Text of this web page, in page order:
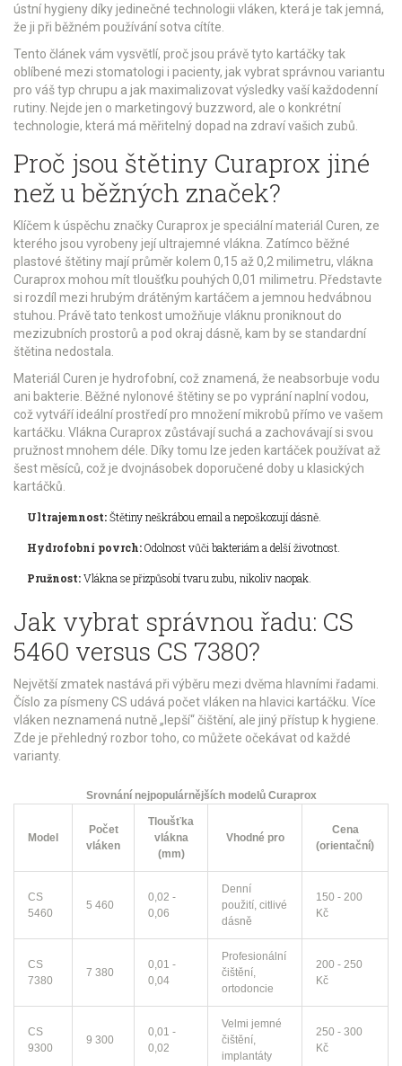
ústní hygieny díky jedinečné technologii vláken, která je tak jemná,
že ji při běžném používání sotva cítíte.
Tento článek vám vysvětlí, proč jsou právě tyto kartáčky tak
oblíbené mezi stomatologi i pacienty, jak vybrat správnou variantu
pro váš typ chrupu a jak maximalizovat výsledky vaší každodenní
rutiny. Nejde jen o marketingový buzzword, ale o konkrétní
technologie, která má měřitelný dopad na zdraví vašich zubů.
Proč jsou štětiny Curaprox jiné
než u běžných značek?
Klíčem k úspěchu značkyCuraproxje speciální materiál Curen, ze
kterého jsou vyrobeny její ultrajemné vlákna . Zatímco běžné
plastové štětiny mají průměr kolem 0,15 až 0,2 milimetru, vlákna
Curaprox mohou mít tloušťku pouhých 0,01 milimetru. Představte
si rozdíl mezi hrubým drátěným kartáčem a jemnou hedvábnou
stuhou. Právě tato tenkost umožňuje vláknu proniknout do
mezizubních prostorů a pod okraj dásně, kam by se standardní
štětina nedostala.
Materiál Curen je hydrofobní, což znamená, že neabsorbuje vodu
ani bakterie. Běžné nylonové štětiny se po vyprání naplní vodou,
což vytváří ideální prostředí pro množení mikrobů přímo ve vašem
kartáčku. Vlákna Curaprox zůstávají suchá a zachovávají si svou
pružnost mnohem déle. Díky tomu lze jeden kartáček používat až
šest měsíců, což je dvojnásobek doporučené doby u klasických
kartáčků.
Ultrajemnost:Štětiny neškrábou email a nepoškozují dásně.
Hydrofobní povrch:Odolnost vůči bakteriám a delší životnost.
Pružnost:Vlákna se přizpůsobí tvaru zubu, nikoliv naopak.
Jak vybrat správnou řadu: CS
5460 versus CS 7380?
Největší zmatek nastává při výběru mezi dvěma hlavními řadami.
Číslo za písmeny CS udává počet vláken na hlavici kartáčku. Více
vláken neznamená nutně „lepší“ čištění, ale jiný přístup k hygiene.
Zde je přehledný rozbor toho, co můžete očekávat od každé
varianty.
Srovnání nejpopulárnějších modelů Curaprox
Model
Počet
vláken
Tloušťka
vlákna
(mm)
Vhodné pro
Cena
(orientační)
CS
5460
5 460
0,02 -
0,06
Denní
použití, citlivé
dásně
150 - 200
Kč
CS
7380
7 380
0,01 -
0,04
Profesionální
čištění,
ortodoncie
200 - 250
Kč
CS
9300
9 300
0,01 -
0,02
Velmi jemné
čištění,
implantáty
250 - 300
Kč